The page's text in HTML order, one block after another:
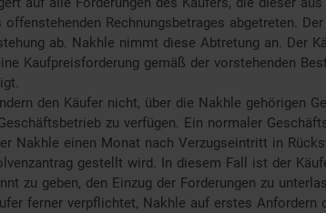
Rechnungsbetrages abgetreten.
ab. Nakhle nimmt diese Abtretung an. Der
Kaufpreisforderung gemäß der vorstehenden
den Käufer nicht, über die Nakhle gehörigen
zu verfügen. Ein normaler
Nakhle einen Monat nach Verzugseintritt in
gestellt wird. In diesem Fall ist der
zu geben, den Einzug der Forderungen zu
ferner verpflichtet, Nakhle auf erstes Anfordern